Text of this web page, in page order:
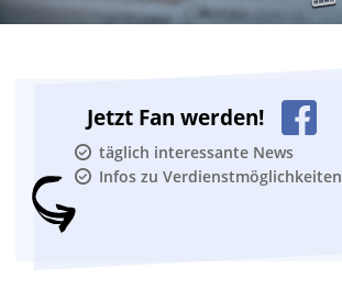
Jetzt Fan werden!
täglich interessante News
Infos zu Verdienstmöglichkeiten